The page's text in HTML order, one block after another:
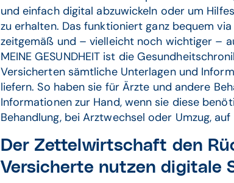
und einfach digital abzuwickeln oder um
zu erhalten. Das funktioniert ganz bequem
zeitgemäß und – vielleicht noch wichtiger –
MEINE GESUNDHEIT ist die
Versicherten sämtliche Unterlagen und
liefern. So haben sie für Ärzte und andere
Informationen zur Hand, wenn sie diese
Behandlung, bei Arztwechsel oder Umzug,
Der Zettelwirtschaft den
Versicherte nutzen digitale